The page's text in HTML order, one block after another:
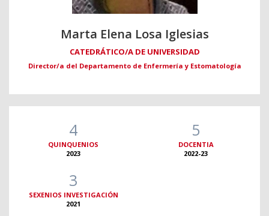
Marta Elena Losa Iglesias
CATEDRÁTICO/A DE UNIVERSIDAD
Director/a del Departamento de Enfermería y Estomatología
4
QUINQUENIOS
2023
5
DOCENTIA
2022-23
3
SEXENIOS INVESTIGACIÓN
2021